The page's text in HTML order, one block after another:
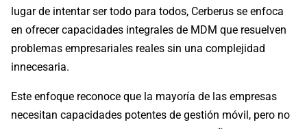
lugar de intentar ser todo para todos, Cerberus se enfoca
en ofrecer capacidades integrales de MDM que resuelven
problemas empresariales reales sin una complejidad
innecesaria.
Este enfoque reconoce que la mayoría de las empresas
necesitan capacidades potentes de gestión móvil, pero no